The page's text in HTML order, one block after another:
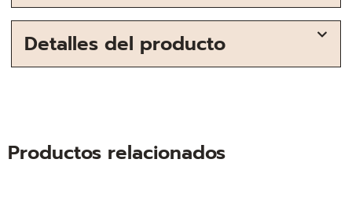
Detalles del producto
Productos relacionados